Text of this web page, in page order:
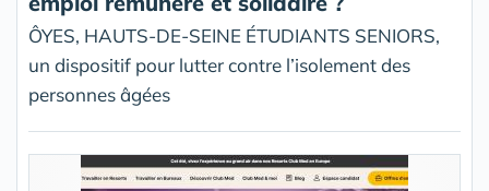
ÔYES, HAUTS-DE-SEINE ÉTUDIANTS SENIORS,
un dispositif pour lutter contre l’isolement des
personnes âgées